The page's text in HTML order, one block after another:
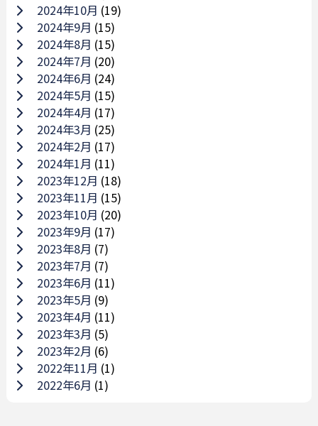
2024年10月 (19)
2024年9月 (15)
2024年8月 (15)
2024年7月 (20)
2024年6月 (24)
2024年5月 (15)
2024年4月 (17)
2024年3月 (25)
2024年2月 (17)
2024年1月 (11)
2023年12月 (18)
2023年11月 (15)
2023年10月 (20)
2023年9月 (17)
2023年8月 (7)
2023年7月 (7)
2023年6月 (11)
2023年5月 (9)
2023年4月 (11)
2023年3月 (5)
2023年2月 (6)
2022年11月 (1)
2022年6月 (1)